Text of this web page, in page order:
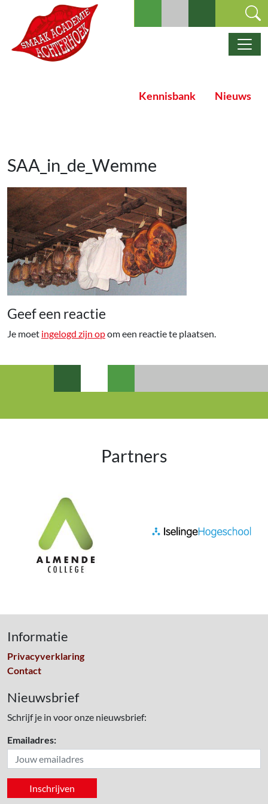
Ga naar de inhoud
Hoofdnavigatie
Kennisbank Nieuws
SAA_in_de_Wemme
Geef een reactie
Je moet ingelogd zijn opom een reactie te plaatsen.
Partners
Informatie
Privacyverklaring
Contact
Nieuwsbrief
Schrijf je in voor onze nieuwsbrief:
Emailadres: